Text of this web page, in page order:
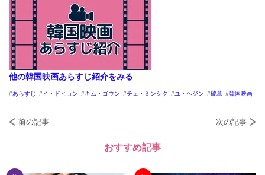
他の韓国映画あらすじ紹介をみる
あらすじ イ・ドヒョン キム・ゴウン チェ・ミンシク ユ・ヘジン 破墓 韓国映画
前の記事 次の記事
おすすめ記事